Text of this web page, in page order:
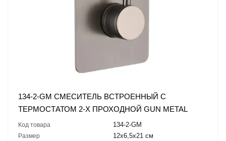
134-2-GM СМЕСИТЕЛЬ ВСТРОЕННЫЙ С
ТЕРМОСТАТОМ 2-Х ПРОХОДНОЙ GUN METAL
Код товара 134-2-GM
Размер 12x6,5x21 см